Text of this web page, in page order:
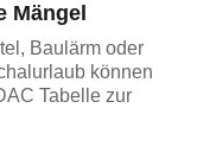
Mängel
Baulärm oder
können
Tabelle zur